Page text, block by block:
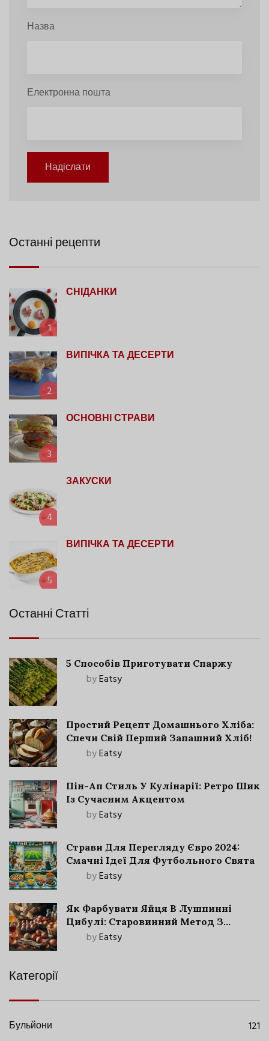
Назва
Електронна пошта
Надіслати
Останні рецепти
1
СНІДАНКИ
2
ВИПІЧКА ТА ДЕСЕРТИ
3
ОСНОВНІ СТРАВИ
4
ЗАКУСКИ
5
ВИПІЧКА ТА ДЕСЕРТИ
Останні Статті
5 Способів Приготувати Спаржу
byEatsy
Простий Рецепт Домашнього Хліба:
Спечи Свій Перший Запашний Хліб!
byEatsy
Пін-Ап Стиль У Кулінарії: Ретро Шик
Із Сучасним Акцентом
byEatsy
Страви Для Перегляду Євро 2024:
Смачні Ідеї Для Футбольного Свята
byEatsy
Як Фарбувати Яйця В Лушпинні
Цибулі: Старовинний Метод З
Сучасними Нюансами
byEatsy
Категорії
Бульйони
121